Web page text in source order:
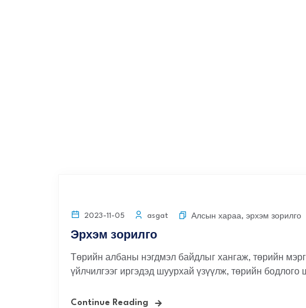
2023-11-05 asgat Алсын хараа, эрхэм зорилго
Эрхэм зорилго
Төрийн албаны нэгдмэл байдлыг хангаж, төрийн
үйлчилгээг иргэдэд шуурхай үзүүлж, төрийн бодлого
Continue Reading